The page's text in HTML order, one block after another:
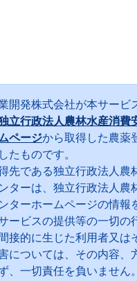
開発株式会社が本サービ
立行政法人農林水産消費
ページから取得した農薬
たものです。
先である独立行政法人農
ターは、独立行政法人農
ターホームページの情報
ービスの提供等の一切の
接的に生じた利用者又は
については、その内容、
、一切責任を負いません。